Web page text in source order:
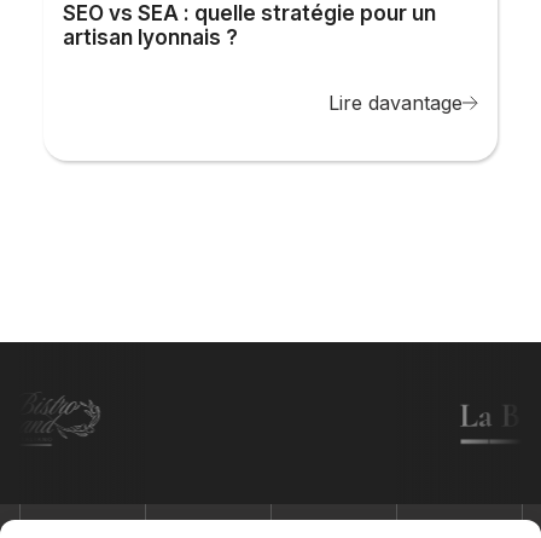
SEO vs SEA : quelle stratégie pour un
artisan lyonnais ?
Lire davantage